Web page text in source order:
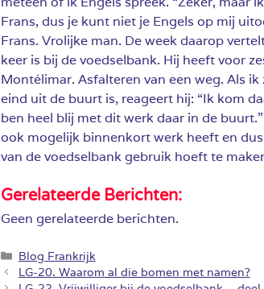
Frans, dus je kunt niet je Engels op mij
Frans. Vrolijke man. De week daarop
keer is bij de voedselbank. Hij heeft voor
Montélimar. Asfalteren van een weg. Als
eind uit de buurt is, reageert hij: “Ik kom
ben heel blij met dit werk daar in de
ook mogelijk binnenkort werk heeft en
van de voedselbank gebruik hoeft te
Gerelateerde Berichten:
Geen gerelateerde berichten.
Categorieën
Blog Frankrijk
LG-20. Waarom al die bomen met namen?